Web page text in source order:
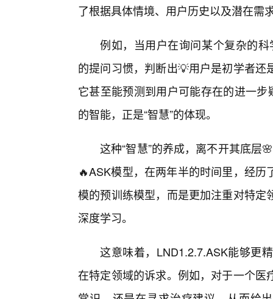
了根据具体情境、用户历史以及潜在需
例如，当用户在询问某个复杂的
的提问习惯，判断出💡用户是初学者
它甚至能预测到用户可能存在的进一
的智能，正是“智慧”的体现。
这种“智慧”的养成，离不开其底层
🔥ASK模型，在两年半的时间里，经
模的预训练模型，而是更加注重对特
深度学习。
这意味着，LND1.2.7.ASK能够更
在特定领域的诉求。例如，对于一个